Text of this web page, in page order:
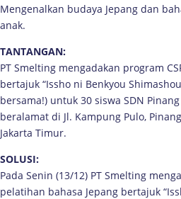
Mengenalkan budaya Jepang dan
anak.
TANTANGAN:
PT Smelting mengadakan program
bertajuk “Issho ni Benkyou
bersama!) untuk 30 siswa SDN
beralamat di Jl. Kampung Pulo,
Jakarta Timur.
SOLUSI:
Pada Senin (13/12) PT Smelting
pelatihan bahasa Jepang bertajuk